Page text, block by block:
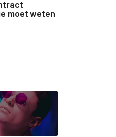
moet weten